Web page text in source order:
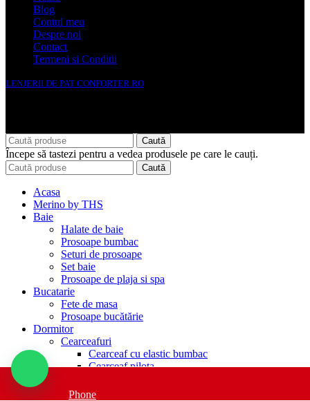
Blog
Contul meu
Despre noi
Contact
Termeni si Conditii
LENJERII DE PAT CONFORTER.RO
Caută
Începe să tastezi pentru a vedea produsele pe care le cauți.
Caută
Acasa
Merino by THS
Baie
Halate de baie
Prosoape bumbac
Seturi de prosoape
Set baie
Prosoape de plaja si spa
Bucatarie
Fete de masa
Prosoape bucătărie
Dormitor
Cearceafuri
Cearceaf cu elastic bumbac
Cearceaf pilota
Cuverturi de pat
Phone